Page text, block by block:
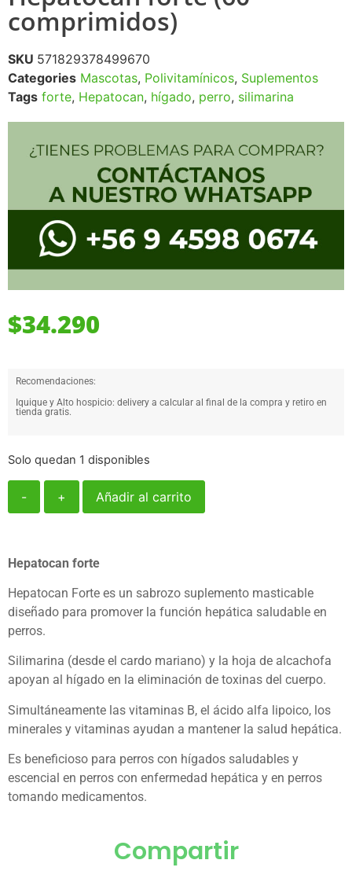
comprimidos)
SKU 571829378499670
Categories Mascotas, Polivitamínicos, Suplementos
Tags forte, Hepatocan, hígado, perro, silimarina
$34.290
Recomendaciones:
Iquique y Alto hospicio: delivery a calcular al final de la compra y retiro en
tienda gratis.
Solo quedan 1 disponibles
- + Añadir al carrito
Hepatocan forte
Hepatocan Forte es un sabrozo suplemento masticable
diseñado para promover la función hepática saludable en
perros.
Silimarina (desde el cardo mariano) y la hoja de alcachofa
apoyan al hígado en la eliminación de toxinas del cuerpo.
Simultáneamente las vitaminas B, el ácido alfa lipoico, los
minerales y vitaminas ayudan a mantener la salud hepática.
Es beneficioso para perros con hígados saludables y
escencial en perros con enfermedad hepática y en perros
tomando medicamentos.
Compartir